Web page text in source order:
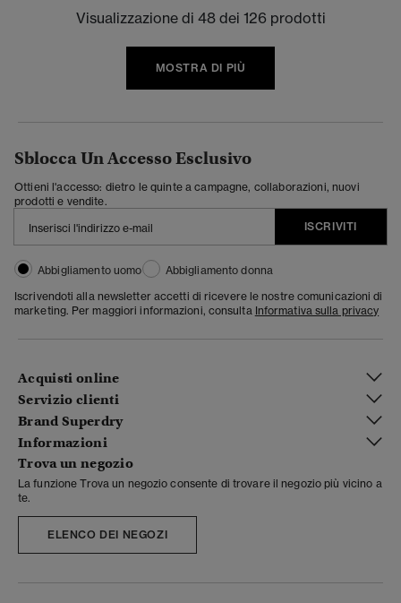
Visualizzazione di 48 dei 126 prodotti
MOSTRA DI PIÙ
Sblocca Un Accesso Esclusivo
Ottieni l'accesso: dietro le quinte a campagne, collaborazioni, nuovi
prodotti e vendite.
ISCRIVITI
Abbigliamento uomo
Abbigliamento donna
Iscrivendoti alla newsletter accetti di ricevere le nostre comunicazioni di
marketing. Per maggiori informazioni, consulta Informativa sulla privacy
Acquisti online
Servizio clienti
Brand Superdry
Informazioni
Trova un negozio
La funzione Trova un negozio consente di trovare il negozio più vicino a
te.
ELENCO DEI NEGOZI